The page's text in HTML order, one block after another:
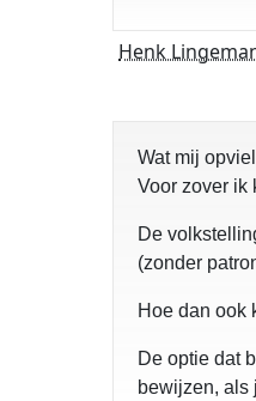
Henk
Wat mij
Voor zover ik
De
(zonder
Hoe dan ook
De optie dat
bewijzen, als